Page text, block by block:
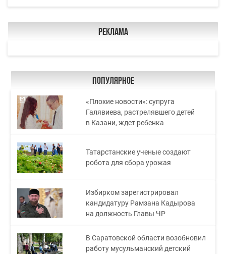
Реклама
Популярное
«Плохие новости»: супруга
Галявиева, растрелявшего детей
в Казани, ждет ребенка
Татарстанские ученые создают
робота для сбора урожая
Избирком зарегистрировал
кандидатуру Рамзана Кадырова
на должность Главы ЧР
В Саратовской области возобновил
работу мусульманский детский